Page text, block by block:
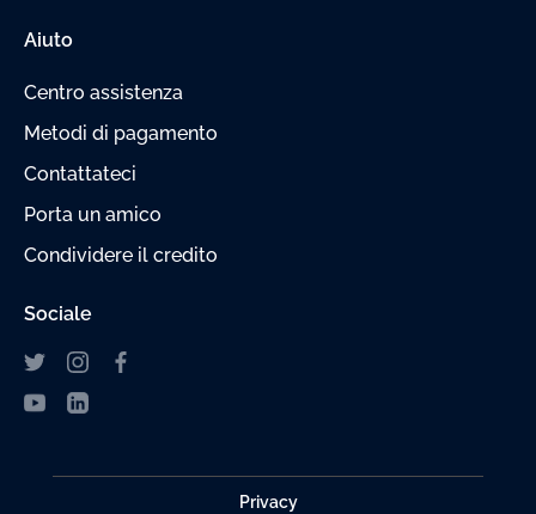
Aiuto
Centro assistenza
Metodi di pagamento
Contattateci
Porta un amico
Condividere il credito
Sociale
Privacy